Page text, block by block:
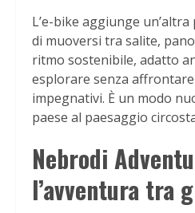
L’e-bike aggiunge
di muoversi tra salite,
ritmo sostenibile, adatto
esplorare senza
impegnativi. È un modo
paese al paesaggio
Nebrodi
l’avventura tra